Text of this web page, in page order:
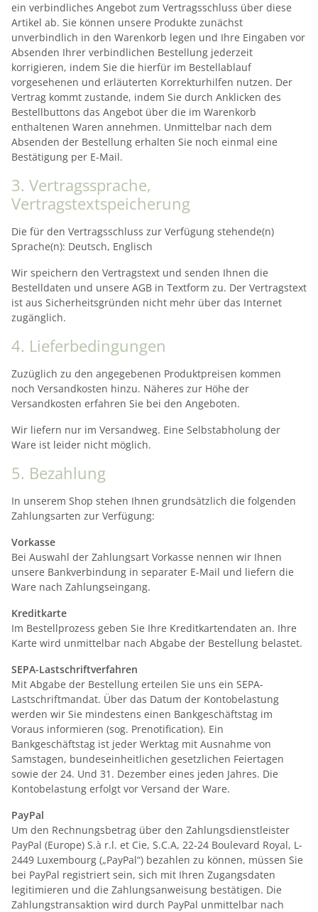
ein verbindliches Angebot zum Vertragsschluss über diese
Artikel ab. Sie können unsere Produkte zunächst
unverbindlich in den Warenkorb legen und Ihre Eingaben vor
Absenden Ihrer verbindlichen Bestellung jederzeit
korrigieren, indem Sie die hierfür im Bestellablauf
vorgesehenen und erläuterten Korrekturhilfen nutzen. Der
Vertrag kommt zustande, indem Sie durch Anklicken des
Bestellbuttons das Angebot über die im Warenkorb
enthaltenen Waren annehmen. Unmittelbar nach dem
Absenden der Bestellung erhalten Sie noch einmal eine
Bestätigung per E-Mail.
3. Vertragssprache,
Vertragstextspeicherung
Die für den Vertragsschluss zur Verfügung stehende(n)
Sprache(n): Deutsch, Englisch
Wir speichern den Vertragstext und senden Ihnen die
Bestelldaten und unsere AGB in Textform zu. Der Vertragstext
ist aus Sicherheitsgründen nicht mehr über das Internet
zugänglich.
4. Lieferbedingungen
Zuzüglich zu den angegebenen Produktpreisen kommen
noch Versandkosten hinzu. Näheres zur Höhe der
Versandkosten erfahren Sie bei den Angeboten.
Wir liefern nur im Versandweg. Eine Selbstabholung der
Ware ist leider nicht möglich.
5. Bezahlung
In unserem Shop stehen Ihnen grundsätzlich die folgenden
Zahlungsarten zur Verfügung:
Vorkasse
Bei Auswahl der Zahlungsart Vorkasse nennen wir Ihnen
unsere Bankverbindung in separater E-Mail und liefern die
Ware nach Zahlungseingang.
Kreditkarte
Im Bestellprozess geben Sie Ihre Kreditkartendaten an. Ihre
Karte wird unmittelbar nach Abgabe der Bestellung belastet.
SEPA-Lastschriftverfahren
Mit Abgabe der Bestellung erteilen Sie uns ein SEPA-
Lastschriftmandat. Über das Datum der Kontobelastung
werden wir Sie mindestens einen Bankgeschäftstag im
Voraus informieren (sog. Prenotification). Ein
Bankgeschäftstag ist jeder Werktag mit Ausnahme von
Samstagen, bundeseinheitlichen gesetzlichen Feiertagen
sowie der 24. Und 31. Dezember eines jeden Jahres. Die
Kontobelastung erfolgt vor Versand der Ware.
PayPal
Um den Rechnungsbetrag über den Zahlungsdienstleister
PayPal (Europe) S.à r.l. et Cie, S.C.A, 22-24 Boulevard Royal, L-
2449 Luxembourg („PayPal“) bezahlen zu können, müssen Sie
bei PayPal registriert sein, sich mit Ihren Zugangsdaten
legitimieren und die Zahlungsanweisung bestätigen. Die
Zahlungstransaktion wird durch PayPal unmittelbar nach